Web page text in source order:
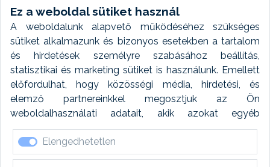
Ez a weboldal sütiket használ
A weboldalunk alapvető működéséhez szükséges
sütiket alkalmazunk és bizonyos esetekben a tartalom
és hirdetések személyre szabásához beállítás,
statisztikai és marketing sütiket is használunk. Emellett
előfordulhat, hogy közösségi média, hirdetési, és
elemző partnereinkkel megosztjuk az Ön
weboldalhasználati adatait, akik azokat egyéb
forrásokból gyűjtött adatokkal kombinálhatják. A sütik
elfogadásával kapcsolatosan naplózást végzünk és
ezen adatokat 6 hónap után automatikusan töröljük. A
Elengedhetetlen
Weboldal modul
Fényképtár extra modul
Autómosó modul
Feladatütemezés